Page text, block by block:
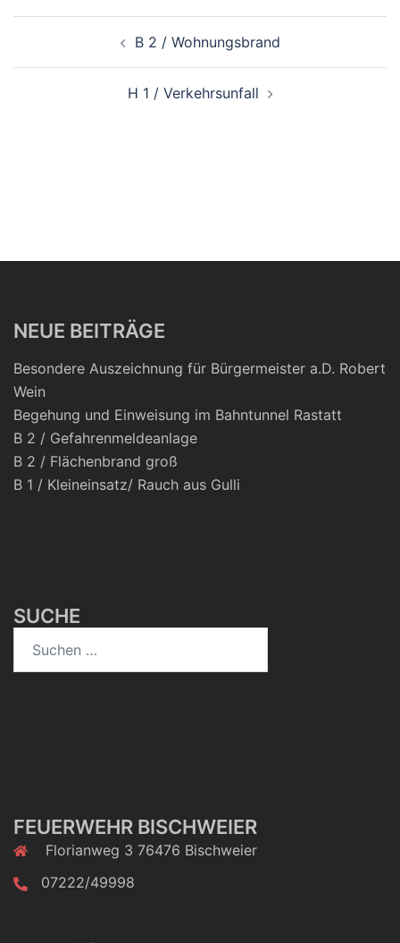
B 2 / Wohnungsbrand
H 1 / Verkehrsunfall
NEUE BEITRÄGE
Besondere Auszeichnung für Bürgermeister a.D. Robert
Wein
Begehung und Einweisung im Bahntunnel Rastatt
B 2 / Gefahrenmeldeanlage
B 2 / Flächenbrand groß
B 1 / Kleineinsatz/ Rauch aus Gulli
SUCHE
FEUERWEHR BISCHWEIER
Florianweg 3 76476 Bischweier
07222/49998